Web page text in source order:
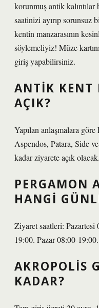
korunmuş antik
saatinizi ayırıp
kentin manzarasının
söylemeliyiz! Müze
giriş yapabilirsiniz.
ANTIK KENT
AÇIK?
Yapılan anlaşmalara
Aspendos, Patara, Side
kadar ziyarete açık olacak.
PERGAMON
HANGI
Ziyaret saatleri:
19:00. Pazar 08:00-19:00.
AKROPOLIS
KADAR?